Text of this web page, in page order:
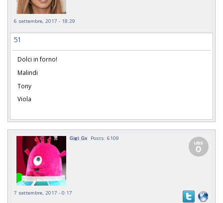
6 settembre, 2017 - 18:29
51
Dolci in forno!
Malindi
Tony
Viola
Gigi_Gx Posts: 6109
7 settembre, 2017 - 0:17